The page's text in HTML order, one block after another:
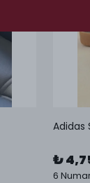
Adidas
₺
6